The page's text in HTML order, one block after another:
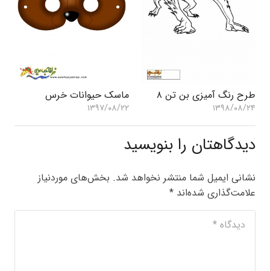
طرح رنگ آمیزی بن تن ۸
۱۳۹۸/۰۸/۲۴
ماسک حیوانات خرس
۱۳۹۷/۰۸/۲۲
دیدگاهتان را بنویسید
نشانی ایمیل شما منتشر نخواهد شد. بخش‌های موردنیاز
علامت‌گذاری شده‌اند *